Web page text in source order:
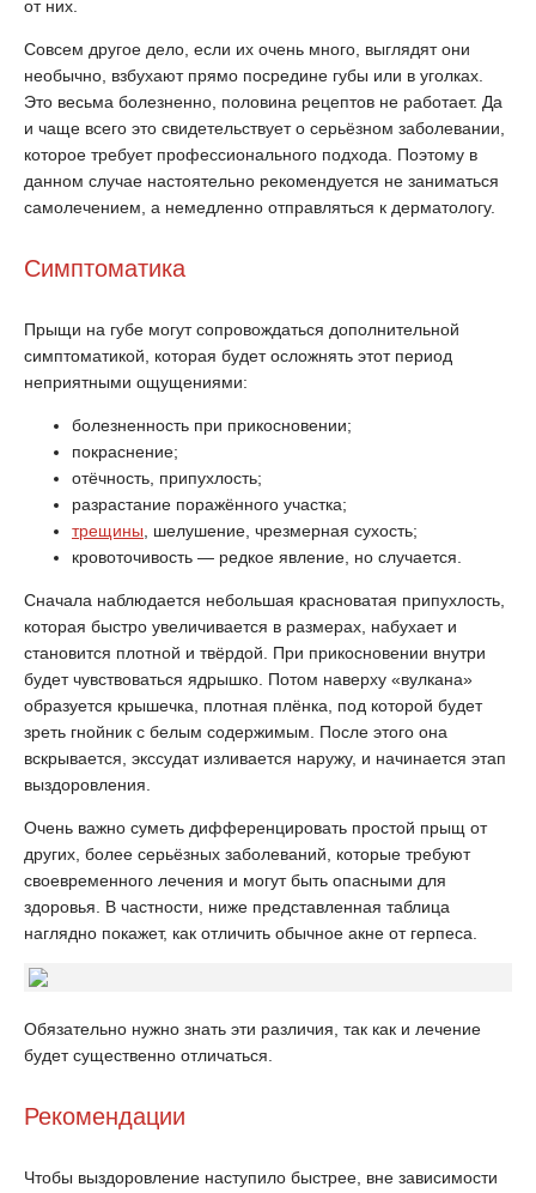
от них.
Совсем другое дело, если их очень много, выглядят они
необычно, взбухают прямо посредине губы или в уголках.
Это весьма болезненно, половина рецептов не работает. Да
и чаще всего это свидетельствует о серьёзном заболевании,
которое требует профессионального подхода. Поэтому в
данном случае настоятельно рекомендуется не заниматься
самолечением, а немедленно отправляться к дерматологу.
Симптоматика
Прыщи на губе могут сопровождаться дополнительной
симптоматикой, которая будет осложнять этот период
неприятными ощущениями:
болезненность при прикосновении;
покраснение;
отёчность, припухлость;
разрастание поражённого участка;
трещины , шелушение, чрезмерная сухость;
кровоточивость — редкое явление, но случается.
Сначала наблюдается небольшая красноватая припухлость,
которая быстро увеличивается в размерах, набухает и
становится плотной и твёрдой. При прикосновении внутри
будет чувствоваться ядрышко. Потом наверху «вулкана»
образуется крышечка, плотная плёнка, под которой будет
зреть гнойник с белым содержимым. После этого она
вскрывается, экссудат изливается наружу, и начинается этап
выздоровления.
Очень важно суметь дифференцировать простой прыщ от
других, более серьёзных заболеваний, которые требуют
своевременного лечения и могут быть опасными для
здоровья. В частности, ниже представленная таблица
наглядно покажет, как отличить обычное акне от герпеса.
Обязательно нужно знать эти различия, так как и лечение
будет существенно отличаться.
Рекомендации
Чтобы выздоровление наступило быстрее, вне зависимости